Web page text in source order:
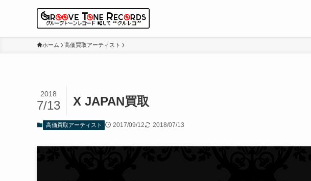
ホーム 高価買取アーティスト
X JAPAN買取
2018
7/13
高価買取アーティスト 2017/09/12 2018/07/13